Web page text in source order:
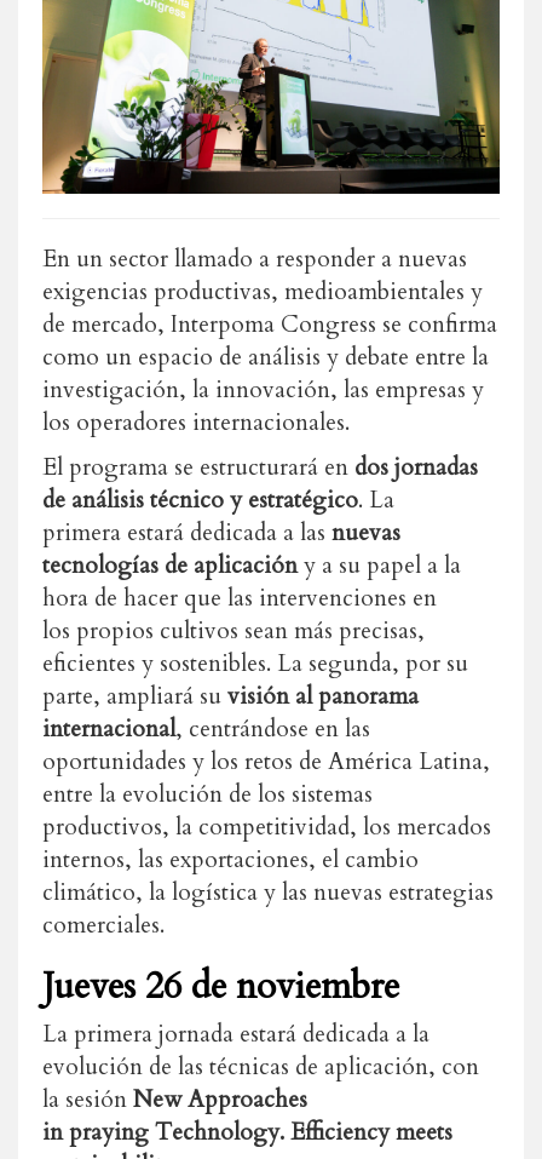
En un sector llamado a responder a nuevas
exigencias productivas, medioambientales y
de mercado, Interpoma Congress se confirma
como un espacio de análisis y debate entre la
investigación, la innovación, las empresas y
los operadores internacionales.
El programa se estructurará en dos jornadas
de análisis técnico y estratégico. La
primera estará dedicada a las nuevas
tecnologías de aplicacióny a su papel a la
hora de hacer que las intervenciones en
los propios cultivos sean más precisas,
eficientes y sostenibles. La segunda, por su
parte, ampliará suvisión al panorama
internacional, centrándose en las
oportunidades y los retos de América Latina,
entre la evolución de los sistemas
productivos, la competitividad, los mercados
internos, las exportaciones, el cambio
climático, la logística y las nuevas estrategias
comerciales.
Jueves 26 de noviembre
La primera jornada estará dedicada a la
evolución de las técnicas de aplicación, con
la sesiónNew Approaches
in praying Technology.Efficiency meets